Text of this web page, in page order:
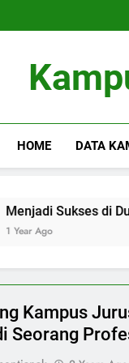
HOME DATA
di Dunia
Kampus
Seorang